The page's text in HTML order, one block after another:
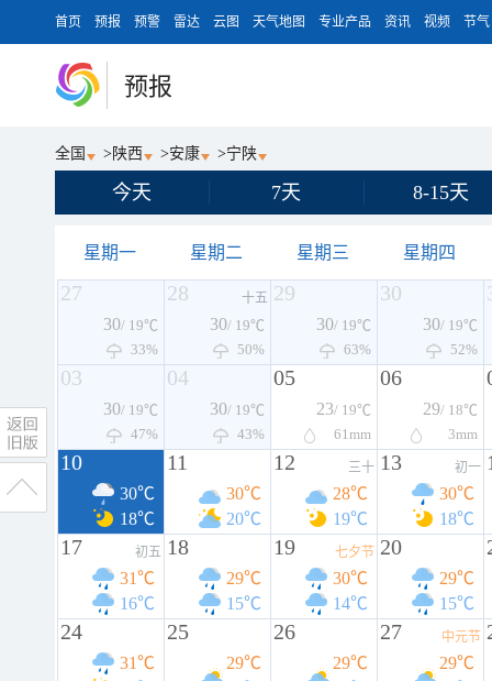
首页 预报 预警 雷达 云图 天气地图 专业产品 资讯 视频 节气
预报
全国 > 陕西 >安康 >宁陕
今天 7天 8-15天
星期一 星期二 星期三 星期四
27
30/ 19℃
33%
28 十五
30/ 19℃
50%
29
30/ 19℃
63%
30
30/ 19℃
52%
03
30/ 19℃
47%
04
30/ 19℃
43%
05
23/ 19℃
61mm
06
29/ 18℃
3mm
10
30℃
18℃
11
30℃
20℃
12 三十
28℃
19℃
13 初一
30℃
18℃
17 初五
31℃
16℃
18
29℃
15℃
19 七夕节
30℃
14℃
20
29℃
15℃
24
31℃
25
29℃
26
29℃
27 中元节
29℃